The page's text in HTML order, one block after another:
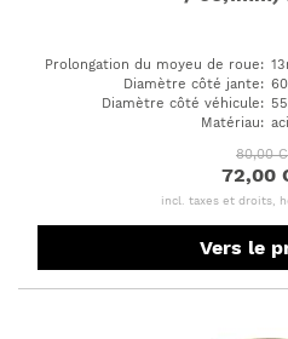
Prolongation du moyeu de roue:
Diamètre côté jante:
Diamètre côté véhicule:
Matériau:
80,00
72,00
incl. taxes et droits,
Vers le